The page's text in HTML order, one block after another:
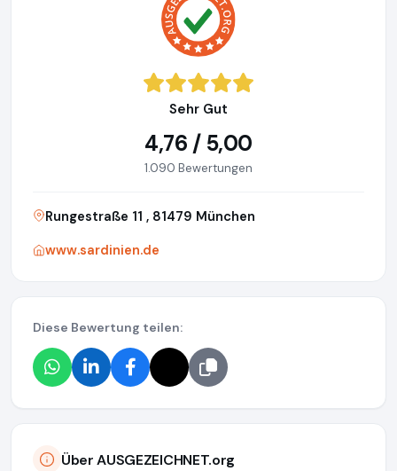
Sehr Gut
4,76 / 5,00
1.090 Bewertungen
Rungestraße 11 , 81479 München
www.sardinien.de
Diese Bewertung teilen:
Über AUSGEZEICHNET.org